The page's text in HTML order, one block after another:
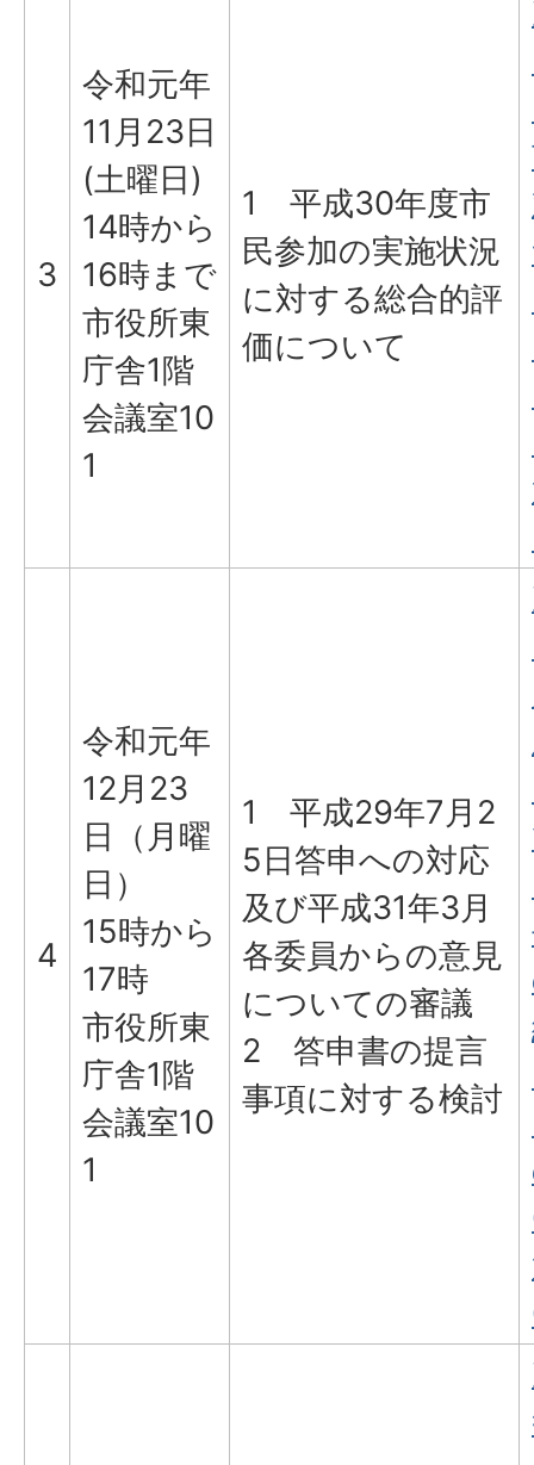
3
令和元年
11月23日
(土曜日)
14時から
16時まで
市役所東
庁舎1階
会議室10
1
1 平成30年度市
民参加の実施状況
に対する総合的評
価について
4
令和元年
12月23
日（月曜
日）
15時から
17時
市役所東
庁舎1階
会議室10
1
1 平成29年7月2
5日答申への対応
及び平成31年3月
各委員からの意見
についての審議
2 答申書の提言
事項に対する検討